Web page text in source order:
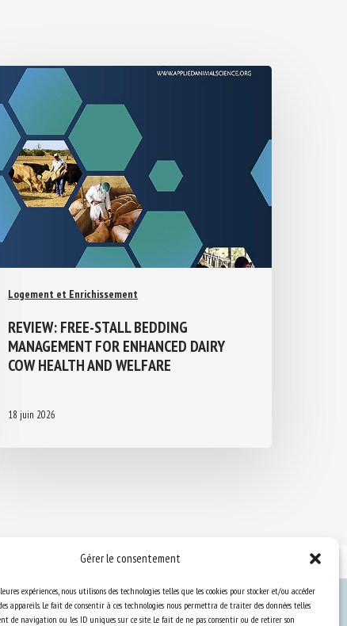
Gérer le consentement
expériences, nous utilisons des technologies telles que les cookies pour stocker et/ou accéder
appareils. Le fait de consentir à ces technologies nous permettra de traiter des données telles
de navigation ou les ID uniques sur ce site. Le fait de ne pas consentir ou de retirer son
Logement et Enrichissement
REVIEW: FREE-STALL BEDDING
MANAGEMENT FOR ENHANCED DAIRY
COW HEALTH AND WELFARE
18 juin 2026